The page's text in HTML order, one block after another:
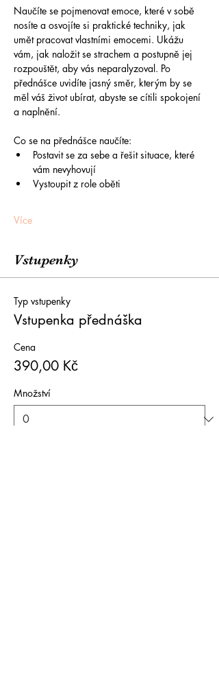
Naučíte se pojmenovat emoce, které v sobě
nosíte a osvojíte si praktické techniky, jak
umět pracovat vlastními emocemi. Ukážu
vám, jak naložit se strachem a postupně jej
rozpouštět, aby vás neparalyzoval. Po
přednášce uvidíte jasný směr, kterým by se
měl váš život ubírat, abyste se cítili spokojení
a naplnění.
Co se na přednášce naučíte:
Postavit se za sebe a řešit situace, které
vám nevyhovují
Vystoupit z role oběti
Více
Vstupenky
Typ vstupenky
Vstupenka přednáška
Cena
390,00 Kč
Množství